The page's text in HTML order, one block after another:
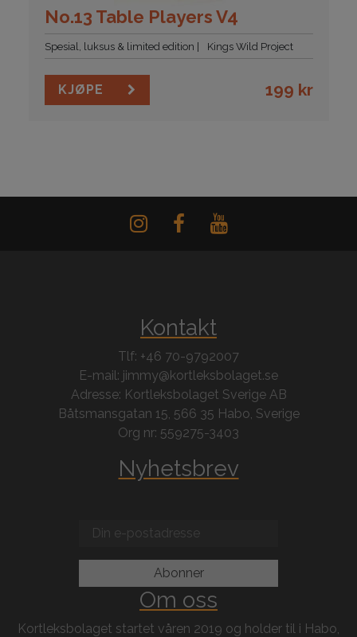
No.13 Table Players V4
Spesial, luksus & limited edition Kings Wild Project
KJØPE 199 kr
Kontakt
Tlf: +46 70-9792007
E-mail: jimmy@kortleksbolaget.se
Adresse: Kortleksbolaget Sverige AB
Båtsmansgatan 15, 566 35 Habo, Sverige
Org nr: 559275-3403
Nyhetsbrev
Om oss
Kortleksbolaget startet våren 2019 og holder til i Habo,